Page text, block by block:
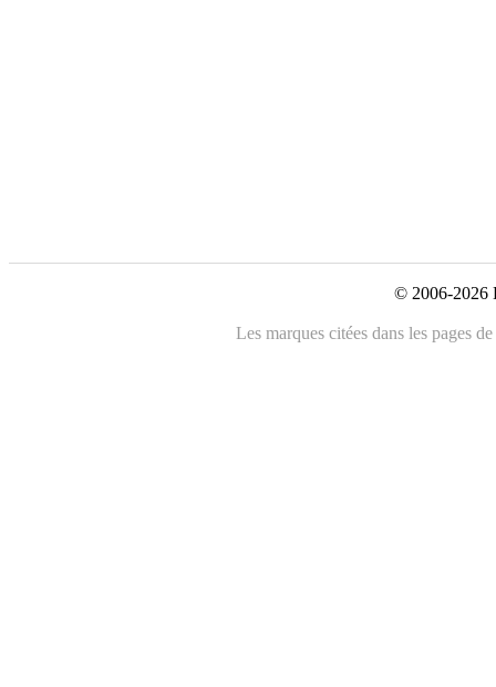
© 2006-2026
Les marques citées dans les pages